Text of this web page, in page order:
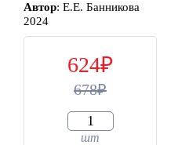
Автор: Е.Е. Банникова
2024
624
678
шт